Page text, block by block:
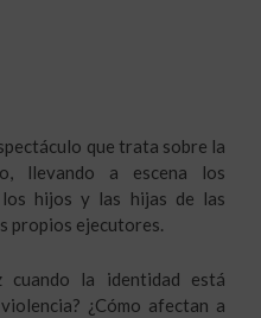
que trata sobre la
llevando a escena los
hijos y las hijas de las
propios ejecutores.
cuando la identidad está
¿Cómo afectan a